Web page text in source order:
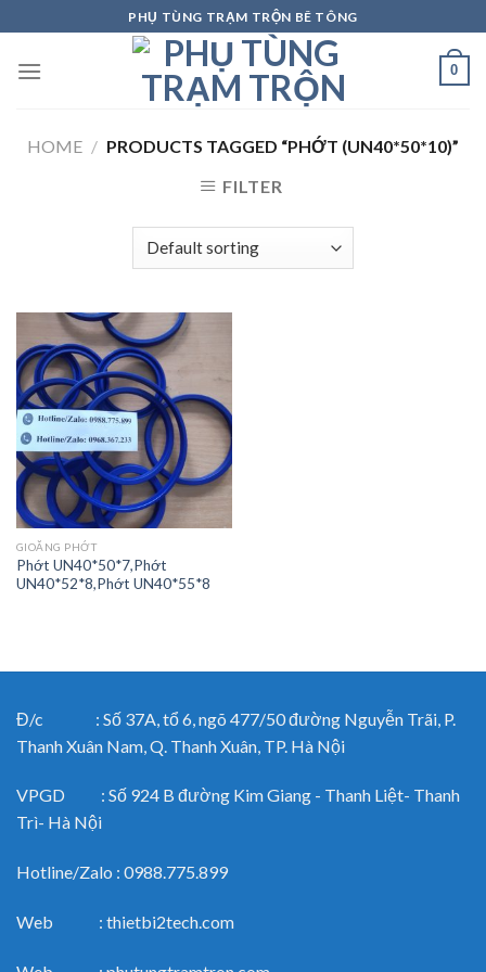
to
content
PHỤ TÙNG TRẠM TRỘN BÊ TÔNG
0
HOME / PRODUCTS TAGGED “PHỚT (UN40*50*10)”
FILTER
GIOĂNG PHỚT
Phớt UN40*50*7,Phớt
UN40*52*8,Phớt UN40*55*8
Đ/c : Số 37A, tổ 6, ngõ 477/50 đường Nguyễn Trãi, P.
Thanh Xuân Nam, Q. Thanh Xuân, TP. Hà Nội
VPGD : Số 924 B đường Kim Giang - Thanh Liệt- Thanh
Trì- Hà Nội
Hotline/Zalo : 0988.775.899
Web : thietbi2tech.com